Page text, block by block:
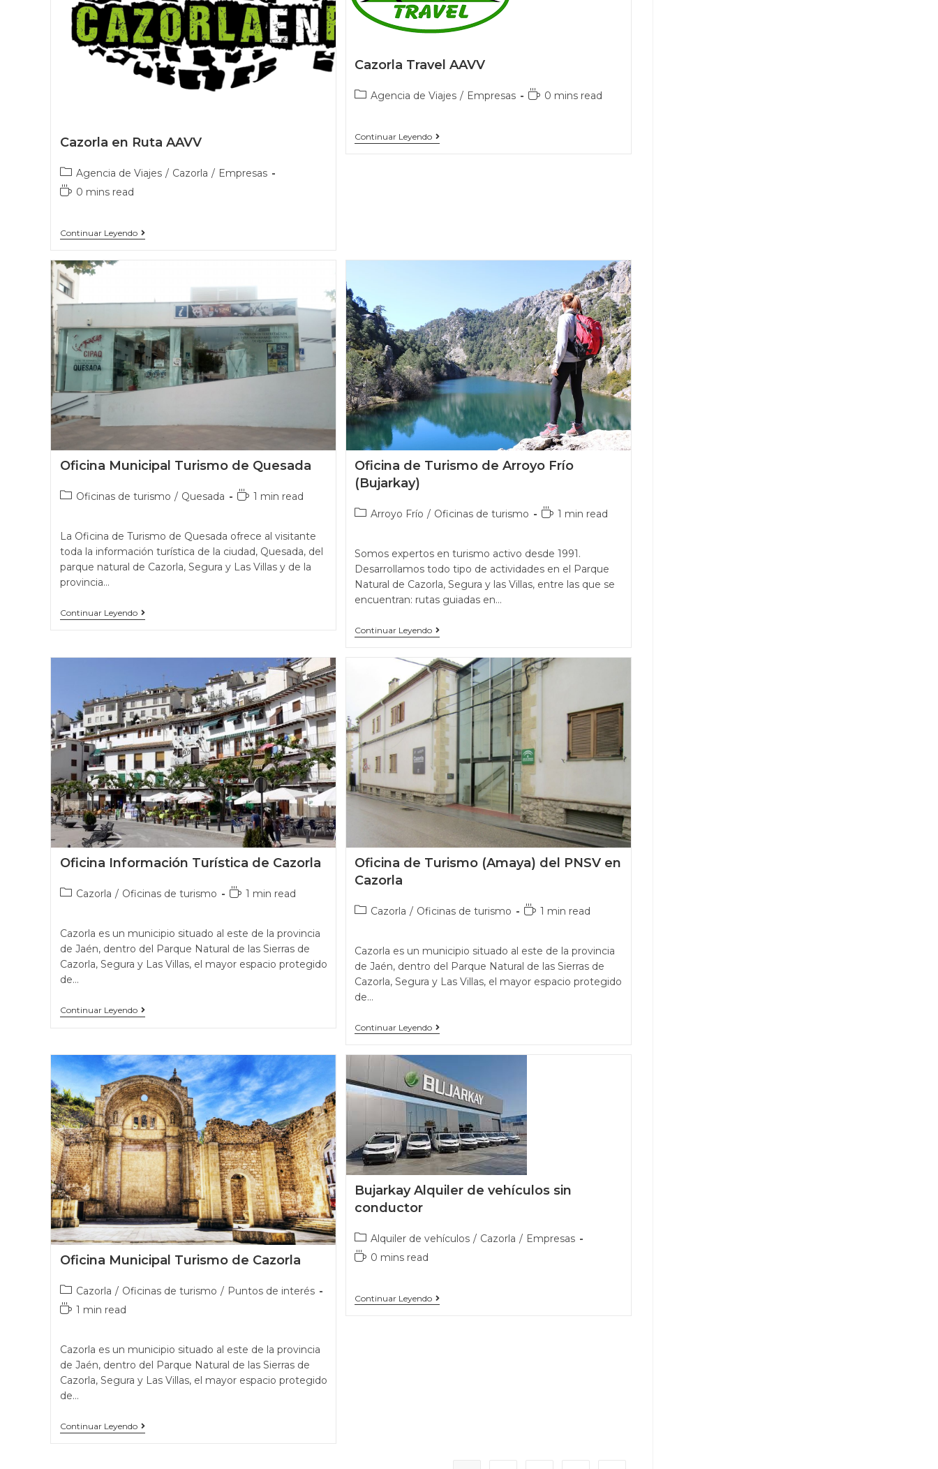
Cazorla en Ruta AAVV
Agencia de Viajes / Cazorla / Empresas
0 mins read
Continuar Leyendo
Cazorla Travel AAVV
Agencia de Viajes / Empresas 0 mins read
Continuar Leyendo
Oficina Municipal Turismo de Quesada
Oficinas de turismo / Quesada 1 min read
La Oficina de Turismo de Quesada ofrece al visitante
toda la información turística de la ciudad, Quesada, del
parque natural de Cazorla, Segura y Las Villas y de la
provincia…
Continuar Leyendo
Oficina de Turismo de Arroyo Frío
(Bujarkay)
Arroyo Frío / Oficinas de turismo 1 min read
Somos expertos en turismo activo desde 1991.
Desarrollamos todo tipo de actividades en el Parque
Natural de Cazorla, Segura y las Villas, entre las que se
encuentran: rutas guiadas en…
Continuar Leyendo
Oficina Información Turística de Cazorla
Cazorla / Oficinas de turismo 1 min read
Cazorla es un municipio situado al este de la provincia
de Jaén, dentro del Parque Natural de las Sierras de
Cazorla, Segura y Las Villas, el mayor espacio protegido
de…
Continuar Leyendo
Oficina de Turismo (Amaya) del PNSV en
Cazorla
Cazorla / Oficinas de turismo 1 min read
Cazorla es un municipio situado al este de la provincia
de Jaén, dentro del Parque Natural de las Sierras de
Cazorla, Segura y Las Villas, el mayor espacio protegido
de…
Continuar Leyendo
Oficina Municipal Turismo de Cazorla
Cazorla / Oficinas de turismo / Puntos de interés
1 min read
Cazorla es un municipio situado al este de la provincia
de Jaén, dentro del Parque Natural de las Sierras de
Cazorla, Segura y Las Villas, el mayor espacio protegido
de…
Continuar Leyendo
Bujarkay Alquiler de vehículos sin
conductor
Alquiler de vehículos / Cazorla / Empresas
0 mins read
Continuar Leyendo